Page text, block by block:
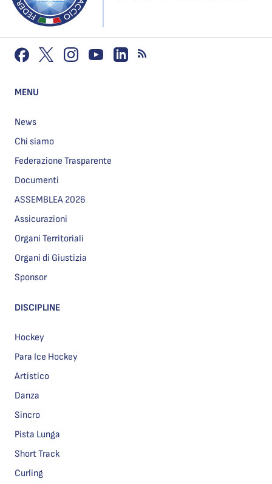
MENU
News
Chi siamo
Federazione Trasparente
Documenti
ASSEMBLEA 2026
Assicurazioni
Organi Territoriali
Organi di Giustizia
Sponsor
DISCIPLINE
Hockey
Para Ice Hockey
Artistico
Danza
Sincro
Pista Lunga
Short Track
Curling